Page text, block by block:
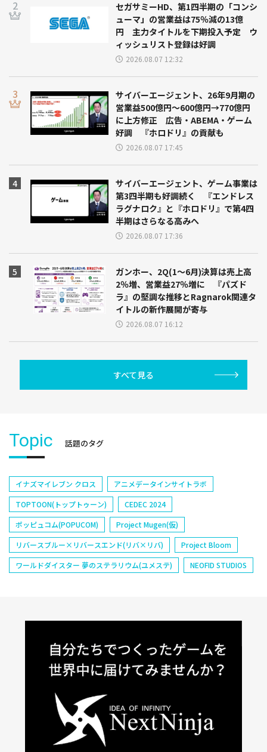
セガサミーHD、第1四半期の「コンシ
ューマ」の営業益は75％減の13億
円 主力タイトルを下期投入予定 ウ
ィッシュリスト登録は好調
2026.08.07 12:32
サイバーエージェント、26年9月期の
営業益500億円～600億円→770億円
に上方修正 広告・ABEMA・ゲーム
好調 『ホロドリ』の貢献も
2026.08.07 17:45
サイバーエージェント、ゲーム事業は
第3四半期も好調続く 『エンドレス
ラグナロク』と『ホロドリ』で第4四
半期はさらなる高みへ
2026.08.07 17:36
ガンホー、2Q(1～6月)決算は売上高
2％増、営業益27％増に 『パズド
ラ』の堅調な推移とRagnarok関連タ
イトルの新作展開が寄与
2026.08.07 16:12
すべて見る
Topic 話題のタグ
イナズマイレブン クロス
アニメデータインサイトラボ
TOPTOON(トップトゥーン)
CEDEC 2024
ポッピュコム(POPUCOM)
Project Mugen(仮)
リバースブルー×リバースエンド(リバ×リバ)
Project Bloom
ワールドダイスター 夢のステラリウム(ユメステ)
NEOFID STUDIOS